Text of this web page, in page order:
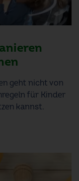
geht nicht von
für Kinder
kannst.